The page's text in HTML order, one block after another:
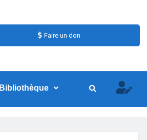
Faire un don
Bibliothèque